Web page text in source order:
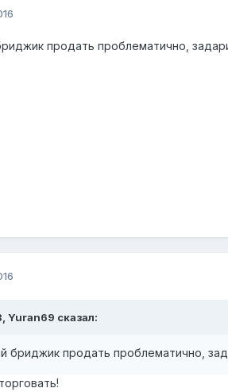
продать проблематично,
Yuran69 сказал:
бриджик продать проблематично,